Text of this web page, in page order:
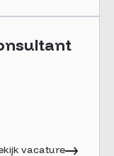
vacature